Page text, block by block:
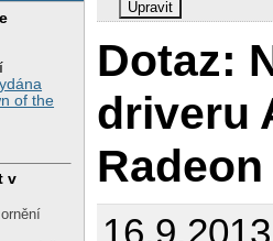
of the
v
Upravit
Dotaz:
driveru
Radeon